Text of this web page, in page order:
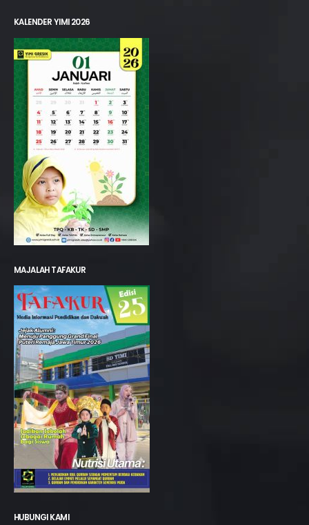
KALENDER YIMI 2026
MAJALAH TAFAKUR
HUBUNGI KAMI